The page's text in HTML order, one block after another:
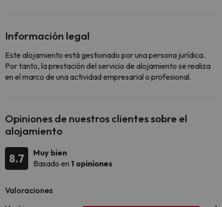
Información legal
Este alojamiento está gestionado por una persona jurídica.
Por tanto, la prestación del servicio de alojamiento se realiza
en el marco de una actividad empresarial o profesional.
Opiniones de nuestros clientes sobre el
alojamiento
8.7
Muy bien
Basado en 1 opiniones